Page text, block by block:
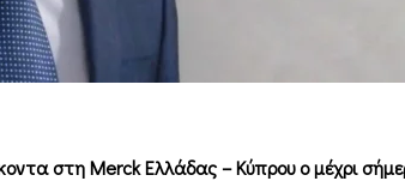
στη Merck Ελλάδας – Κύπρου ο μέχρι